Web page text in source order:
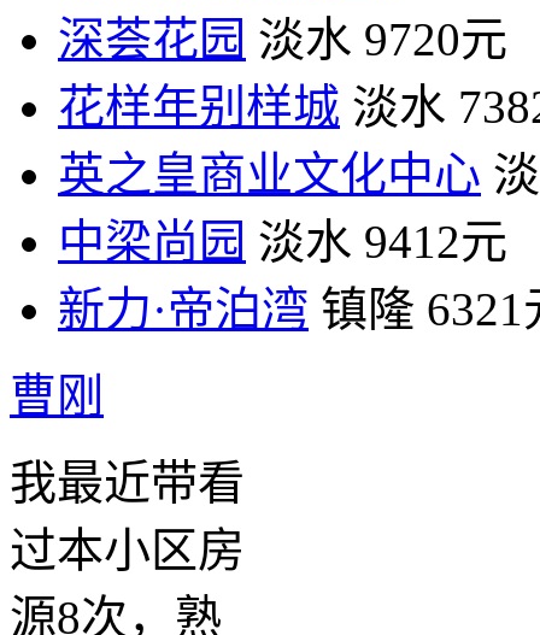
深荟花园 淡水 9720元
花样年别样城 淡水
英之皇商业文化中心
中梁尚园 淡水 9412元
新力·帝泊湾 镇隆 6321
曹刚
我最近带看
过本小区房
源8次，熟